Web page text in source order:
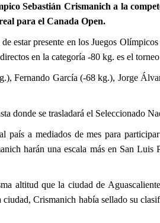
Sebastián Crismanich a la
para el Canada Open.
estar presente en los Juegos
en la categoría -80 kg. es el
Fernando García (-68 kg.), Jorge
donde se trasladará el Seleccionado
país a mediados de mes para
harán una escala más en San
altitud que la ciudad de
ciudad, Crismanich había sellado su